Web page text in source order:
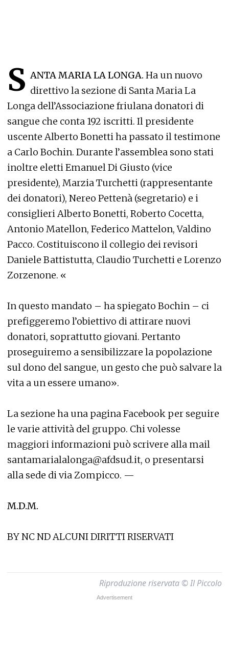
S ANTA MARIA LA LONGA. Ha un nuovo
direttivo la sezione di Santa Maria La
Longa dell’Associazione friulana donatori di
sangue che conta 192 iscritti. Il presidente
uscente Alberto Bonetti ha passato il testimone
a Carlo Bochin. Durante l’assemblea sono stati
inoltre eletti Emanuel Di Giusto (vice
presidente), Marzia Turchetti (rappresentante
dei donatori), Nereo Pettenà (segretario) e i
consiglieri Alberto Bonetti, Roberto Cocetta,
Antonio Matellon, Federico Mattelon, Valdino
Pacco. Costituiscono il collegio dei revisori
Daniele Battistutta, Claudio Turchetti e Lorenzo
Zorzenone. «
In questo mandato – ha spiegato Bochin – ci
prefiggeremo l’obiettivo di attirare nuovi
donatori, soprattutto giovani. Pertanto
proseguiremo a sensibilizzare la popolazione
sul dono del sangue, un gesto che può salvare la
vita a un essere umano».
La sezione ha una pagina Facebook per seguire
le varie attività del gruppo. Chi volesse
maggiori informazioni può scrivere alla mail
santamarialalonga@afdsud.it, o presentarsi
alla sede di via Zompicco. —
M.D.M.
BY NC ND ALCUNI DIRITTI RISERVATI
Riproduzione riservata © Il Piccolo